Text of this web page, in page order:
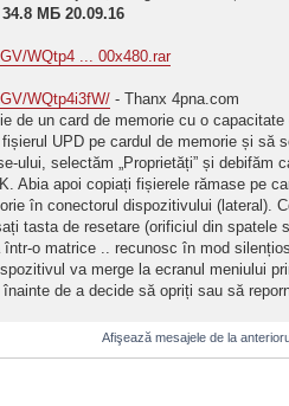
34.8 МБ 20.09.16
WQtp4 ... 00x480.rar
WQtp4i3fW/ - Thanx 4pna.com
de un card de memorie cu o
UPD pe cardul de memorie și să
ului, selectăm „Proprietăți” și
Abia apoi copiați fișierele rămase pe
în conectorul dispozitivului (lateral).
tasta de resetare (orificiul din spatele
într-o matrice .. recunosc în mod
va merge la ecranul meniului
de a decide să opriți sau să
Afişează mesajele de la